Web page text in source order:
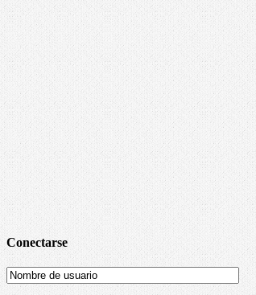
Conectarse